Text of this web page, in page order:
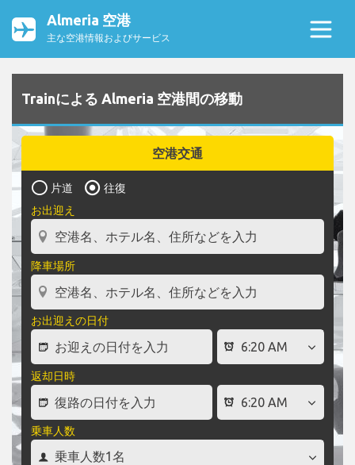
Almeria 空港
主な空港情報およびサービス
Trainによる Almeria 空港間の移動
空港交通
片道
往復
お出迎え
降車場所
お出迎えの日付
返却日時
乗車人数